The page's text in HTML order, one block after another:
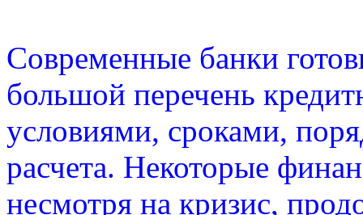
Современные банки
большой перечень
условиями, сроками,
расчета. Некоторые
несмотря на кризис,